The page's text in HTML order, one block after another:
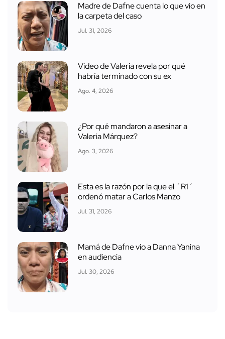
Madre de Dafne cuenta lo que vio en
la carpeta del caso
Jul. 31, 2026
Video de Valeria revela por qué
habría terminado con su ex
Ago. 4, 2026
¿Por qué mandaron a asesinar a
Valeria Márquez?
Ago. 3, 2026
Esta es la razón por la que el ´R1´
ordenó matar a Carlos Manzo
Jul. 31, 2026
Mamá de Dafne vio a Danna Yanina
en audiencia
Jul. 30, 2026